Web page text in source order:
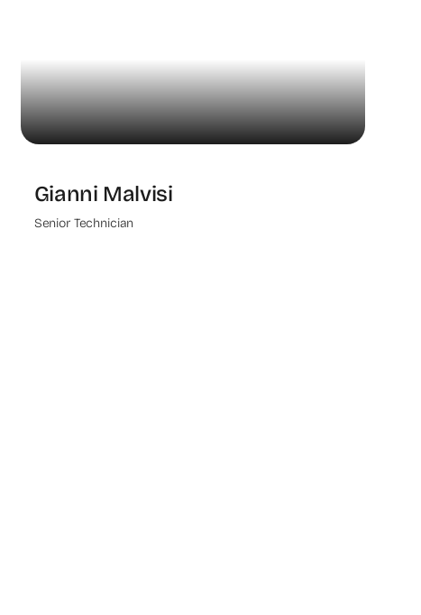
Gianni Malvisi
Senior Technician